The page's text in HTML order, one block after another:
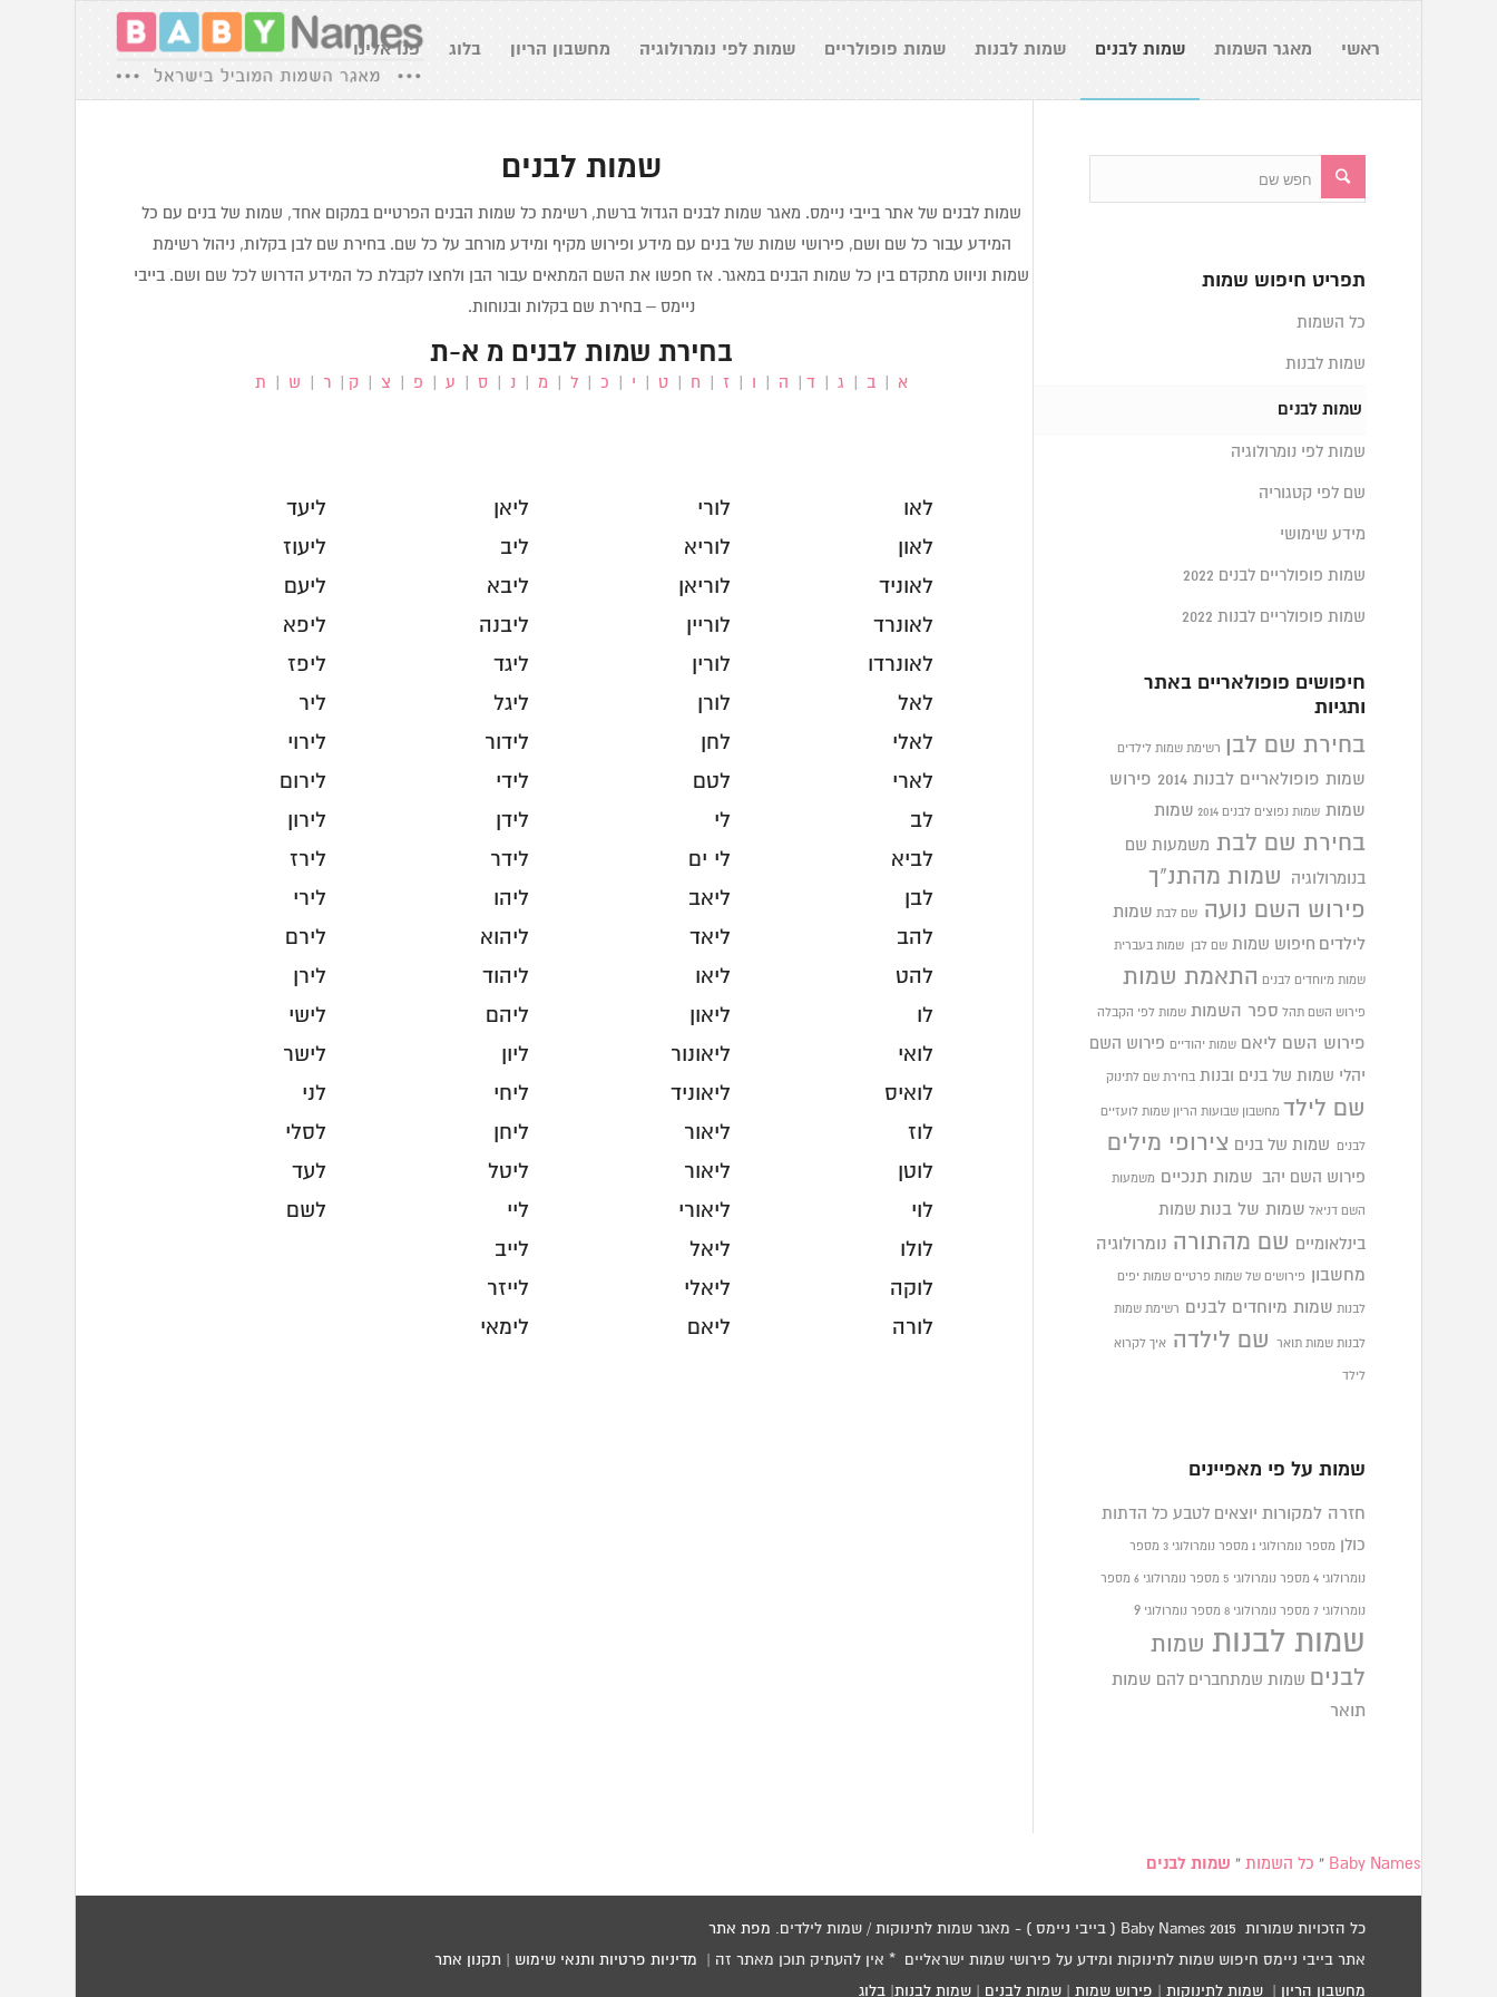
ראשי מאגר השמות שמות לבנים שמות לבנות שמות פופולריים שמות לפי נומרולוגיה מחשבון הריון בלוג פנו אלינו
שמות לבנים
שמות לבנים של אתר בייבי ניימס. מאגר שמות לבנים הגדול ברשת, רשימת כל שמות הבנים הפרטיים במקום אחד, שמות של בנים עם כל
המידע עבור כל שם ושם, פירושי שמות של בנים עם מידע ופירוש מקיף ומידע מורחב על כל שם. בחירת שם לבן בקלות, ניהול רשימת
שמות וניווט מתקדם בין כל שמות הבנים במאגר. אז חפשו את השם המתאים עבור הבן ולחצו לקבלת כל המידע הדרוש לכל שם ושם. בייבי
ניימס – בחירת שם בקלות ובנוחות.
בחירת שמות לבנים מ א-ת
א ב| ג ד| ה ו ז| ח ט| י כ| ל| מ| נ ס ע פ צ| ק ר| ש ת
לאו
לאון
לאוניד
לאונרד
לאונרדו
לאל
לאלי
לארי
לב
לביא
לבן
להב
להט
לו
לואי
לואיס
לוז
לוטן
לוי
לולו
לוקה
לורה
לורי
לוריא
לוריאן
לוריין
לורין
לורן
לחן
לטם
לי
לי ים
ליאב
ליאד
ליאו
ליאון
ליאונור
ליאוניד
ליאור
ליאור
ליאורי
ליאל
ליאלי
ליאם
ליאן
ליב
ליבא
ליבנה
ליגד
ליגל
לידור
לידי
לידן
לידר
ליהו
ליהוא
ליהוד
ליהם
ליון
ליחי
ליחן
ליטל
ליי
לייב
לייזר
לימאי
ליעד
ליעוז
ליעם
ליפא
ליפז
ליר
לירוי
לירום
לירון
לירז
לירי
לירם
לירן
לישי
לישר
לני
לסלי
לעד
לשם
תפריט חיפוש שמות
כל השמות
שמות לבנות
שמות לבנים
שמות לפי נומרולוגיה
שם לפי קטגוריה
מידע שימושי
שמות פופולריים לבנים 2022
שמות פופולריים לבנות 2022
חיפושים פופולאריים באתר
ותגיות
בחירת שם לבן רשימת שמות לילדים
שמות פופולאריים לבנות 2014 פירוש
שמות שמות נפוצים לבנים 2014 שמות
בחירת שם לבת משמעות שם
בנומרולוגיה
שמות מהתנ"ך
פירוש השם נועה
שם לבת שמות
לילדים חיפוש שמות שם לבן שמות בעברית
שמות מיוחדים לבנים התאמת שמות
פירוש השם תהל ספר השמות שמות לפי הקבלה
פירוש השם ליאם שמות יהודיים פירוש השם
יהלי שמות של בנים ובנות בחירת שם לתינוק
שם לילד מחשבון שבועות הריון שמות לועזיים
לבנים שמות של בנים צירופי מילים
פירוש השם יהב שמות תנכיים משמעות
השם דניאל שמות של בנות שמות
בינלאומיים שם מהתורה נומרולוגיה
מחשבון פירושים של שמות פרטיים שמות יפים
לבנות שמות מיוחדים לבנים רשימת שמות
לבנות שמות תואר שם לילדה איך לקרוא
לילד
שמות על פי מאפיינים
חזרה למקורות יוצאים לטבע כל הדתות
כולן מספר נומרולוגי 1 מספר נומרולוגי 3 מספר
נומרולוגי 4 מספר נומרולוגי 5 מספר נומרולוגי 6 מספר
נומרולוגי 7 מספר נומרולוגי 8 מספר נומרולוגי9
שמות לבנות שמות
לבנים
שמות שמתחברים להם שמות
תואר
Baby Names
» כל השמות » שמות לבנים
כל הזכויות שמורות 2015 Baby Names ( בייבי ניימס ) - מאגר שמות לתינוקות / שמות לילדים. מפת אתר
אתר בייבי ניימס חיפוש שמות לתינוקות ומידע על פירושי שמות ישראליים * אין להעתיק תוכן מאתר זה | מדיניות פרטיות ותנאי שימוש תקנון אתר
מחשבון הריון |שמות לתינוקות פירוש שמות |שמות לבנים |שמות לבנות בלוג